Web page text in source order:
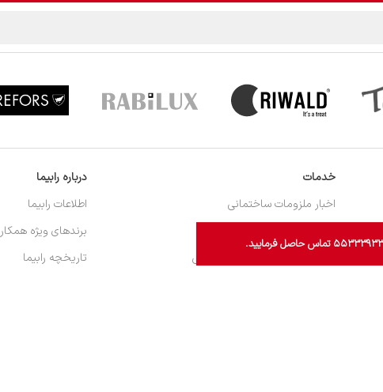
خدمات
اخبار ملزومات ساختمانی
دانستنی های ملزومات ساختمانی
درباره رابیما
اطلاعات رابیما
برندهای ویژه همکار
تاریخچه رابیما